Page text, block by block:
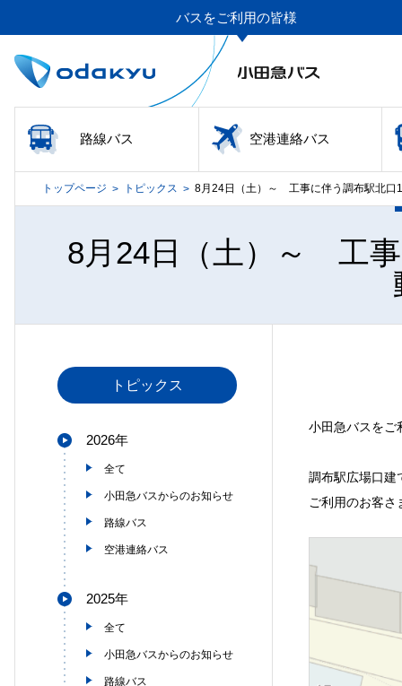
バスをご利用の皆様
路線バス 空港連絡バス
トップページ > トピックス > 8月24日（土）～ 工事に伴う調布駅北口
8月24日（土）～ 工
小田急バスをご
調布駅広場口建
ご利用のお客
トピックス
2026年
全て
小田急バスからのお知らせ
路線バス
空港連絡バス
2025年
全て
小田急バスからのお知らせ
路線バス